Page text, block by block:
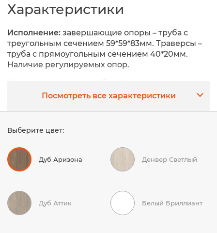
Характеристики
Исполнение: завершающие опоры – труба с
треугольным сечением 59*59*83мм. Траверсы –
труба с прямоугольным сечением 40*20мм.
Наличие регулируемых опор.
Цвета ЛДСП:Денвер Светлый, Дуб Аттик, Дуб
Аризона, Белый Бриллиант.
Толщина ЛДСП:
Посмотреть все характеристики
Выберите цвет:
Дуб Аризона Денвер Светлый
Дуб Аттик Белый Бриллиант